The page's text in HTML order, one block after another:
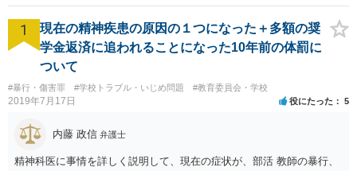
1
現在の精神疾患の原因の１つになった＋多額の奨
学金返済に追われることになった10年前の体罰に
ついて
#暴行・傷害罪 #学校トラブル・いじめ問題 #教育委員会・学校
2019年7月17日 役にたった 5
内藤 政信 弁護士
精神科医に事情を詳しく説明して、現在の症状が、部活 教師の暴行、